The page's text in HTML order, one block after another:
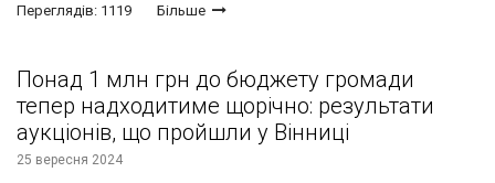
Переглядів: 1119 Більше
Понад 1 млн грн до бюджету громади
тепер надходитиме щорічно: результати
аукціонів, що пройшли у Вінниці
25 вересня 2024